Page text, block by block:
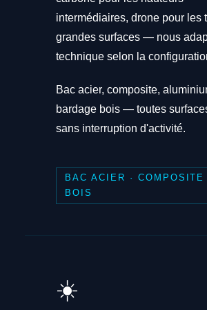
intermédiaires, drone pour les
grandes surfaces — nous
technique selon la
Bac acier, composite,
bardage bois — toutes
sans interruption d'activité.
BAC ACIER · COMPOSITE
BOIS
☀️